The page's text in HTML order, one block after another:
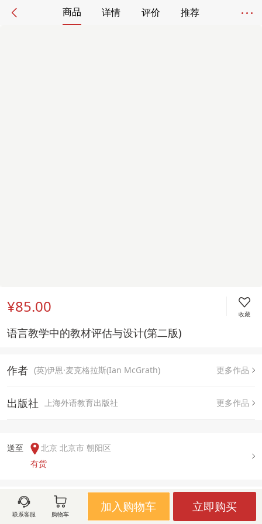
商品 详情 评价 推荐
¥85.00 收藏
语言教学中的教材评估与设计(第二版)
作者 (英)伊恩·麦克格拉斯(Ian McGrath) 更多作品
出版社 上海外语教育出版社 更多作品
送至
北京 北京市 朝阳区
有货
用户评论(
联系客服 购物车
加入购物车 立即购买